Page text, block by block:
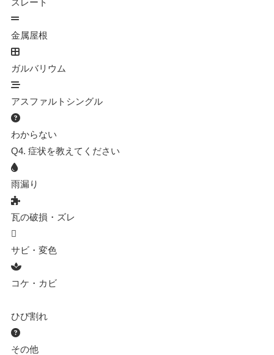
スレート
金属屋根
ガルバリウム
アスファルトシングル
わからない
Q4. 症状を教えてください
雨漏り
瓦の破損・ズレ
サビ・変色
コケ・カビ
ひび割れ
その他